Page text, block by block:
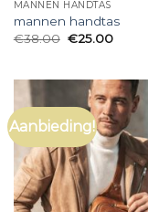
MANNEN HANDTAS
mannen handtas
€38.00 €25.00
Aanbieding!